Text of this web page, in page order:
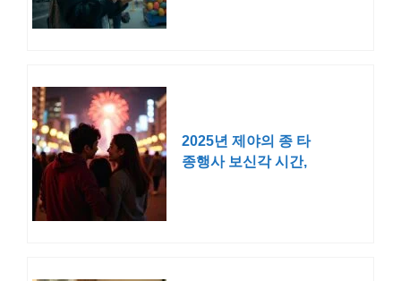
2025년 제야의 종 타
종행사 보신각 시간,